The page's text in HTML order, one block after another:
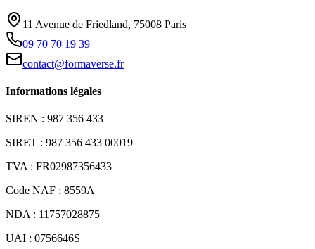
11 Avenue de Friedland, 75008 Paris
09 70 70 19 39
contact@formaverse.fr
Informations légales
SIREN : 987 356 433
SIRET : 987 356 433 00019
TVA : FR02987356433
Code NAF : 8559A
NDA : 11757028875
UAI : 0756646S